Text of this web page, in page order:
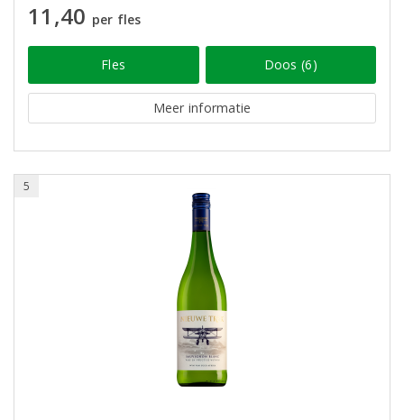
11,40 per fles
Fles Doos (6)
Meer informatie
5